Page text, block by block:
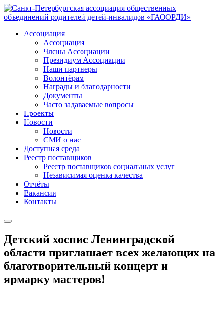
Ассоциация
Ассоциация
Члены Ассоциации
Президиум Ассоциации
Наши партнеры
Волонтёрам
Награды и благодарности
Документы
Часто задаваемые вопросы
Проекты
Новости
Новости
СМИ о нас
Доступная среда
Реестр поставщиков
Реестр поставщиков социальных услуг
Независимая оценка качества
Отчёты
Вакансии
Контакты
Детский хоспис Ленинградской
области приглашает всех желающих на
благотворительный концерт и
ярмарку мастеров!